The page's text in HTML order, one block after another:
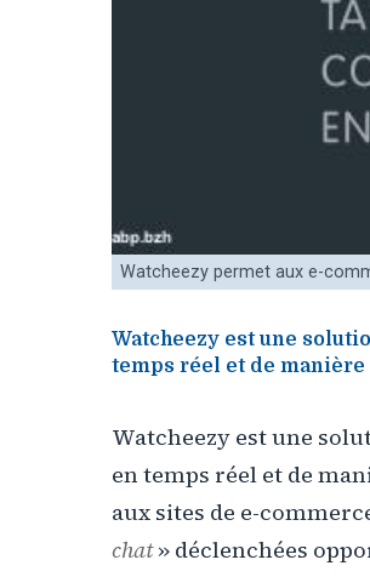
Watcheezy permet aux e-
Watcheezy est une
temps réel et de
Watcheezy est une
en temps réel et de
aux sites de e-
chat» déclenchées